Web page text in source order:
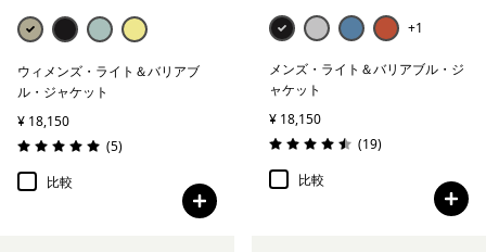
ウィメンズ・ライト＆バリアブ
ル・ジャケット
¥ 18,150
評価: 5.0 / 5
(5レビュー
)
比較
+1
メンズ・ライト＆バリアブル・ジ
ャケット
¥ 18,150
評価: 4.5 / 5
(19レビュー
)
比較